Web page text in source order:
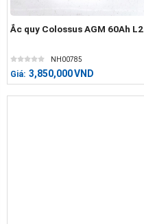
Ắc quy Colossus AGM 60Ah L2
NH00785
Giá: 3,850,000VND